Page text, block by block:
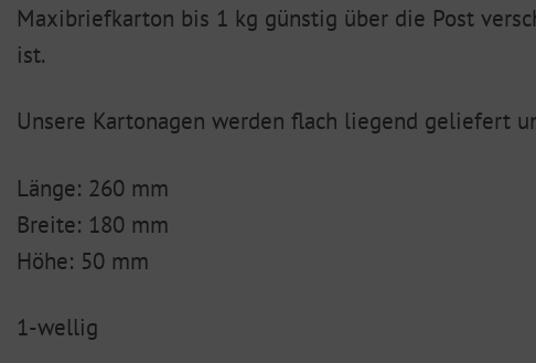
Maxibriefkarton bis 1 kg günstig über die Post
ist.
Unsere Kartonagen werden flach liegend geliefert
Länge: 260 mm
Breite: 180 mm
Höhe: 50 mm
1-wellig